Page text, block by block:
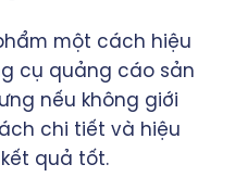
một cách hiệu
cụ quảng cáo sản
nếu không giới
chi tiết và hiệu
quả tốt.